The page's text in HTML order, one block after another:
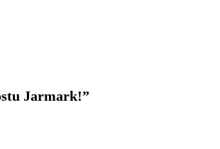
Jarmark!”